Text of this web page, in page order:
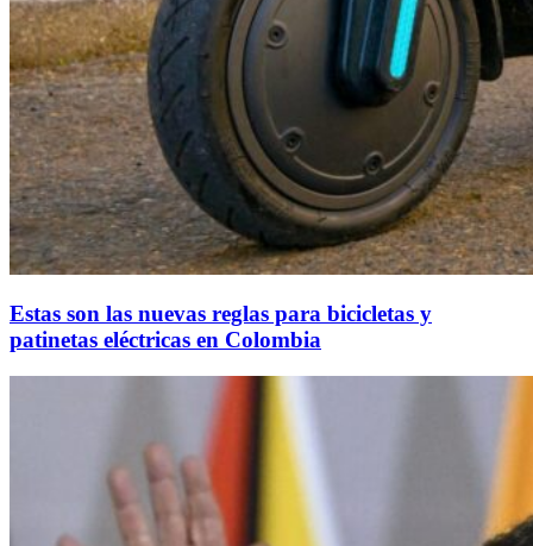
Estas son las nuevas reglas para bicicletas y
patinetas eléctricas en Colombia